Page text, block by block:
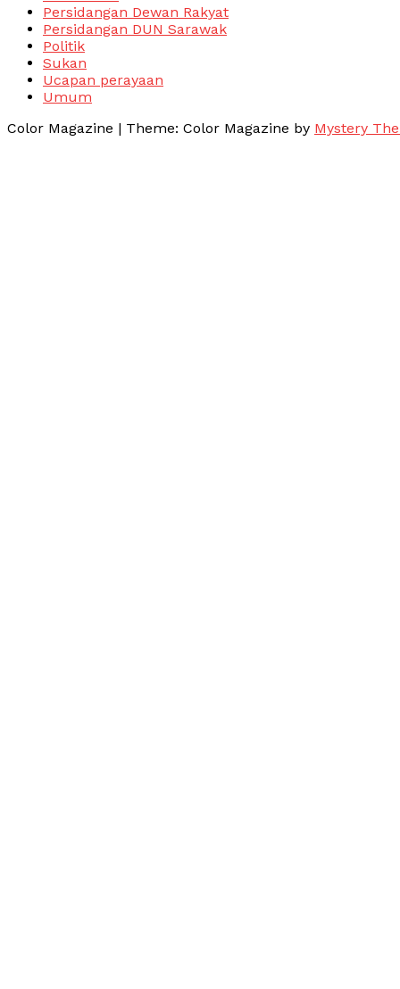
Persidangan Dewan Rakyat
Persidangan DUN Sarawak
Politik
Sukan
Ucapan perayaan
Umum
Color Magazine | Theme: Color Magazine by Mystery